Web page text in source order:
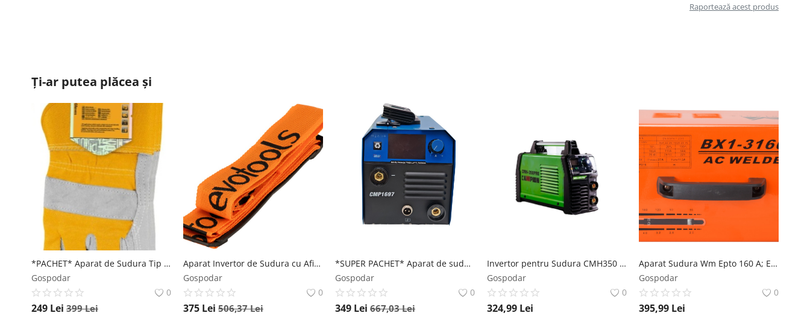
Raportează acest produs
Ți-ar putea plăcea și
*PACHET* Aparat de Sudura Tip Invertor WMI 200, anti-stick, 2.8kg, 2.5-3.2mm, + x2 pachet electrozi + ochelari sudura automati, manusi palmare din piele, set 4 magneti Evotools
Gospodar
0
249 Lei 399Lei
Aparat Invertor de Sudura cu Afisaj LED WMI 270, anti-stick, 4kg, 2.5-5mm, IP21S, Evotools 683149 Evotools
Gospodar
0
375 Lei 506,37Lei
*SUPER PACHET* Aparat de sudura tip Invertor cu sarma 495A, + x2 pachet electrozi 1kg, x1 sarma sudura 1kg, magnet sudura, MMA/MIG/MAG afisaj digital, ventilat, URAL MASH IGBT TEHNOLOGY ULTRA HYBRID POWER, CMP1697 URALMASH
Gospodar
0
349 Lei 667,03Lei
Invertor pentru Sudura CMH350 Verde 300A, 3.4kW – Campion CMP0709 CAMPION
Gospodar
0
324,99 Lei
Aparat Sudura Wm Epto 160 A; Evotools - 675329 Evotools
Gospodar
0
395,99 Lei